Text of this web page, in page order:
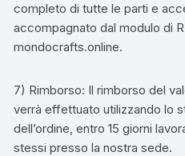
completo di tutte le parti e
accompagnato dal modulo di
mondocrafts.online.
7) Rimborso: Il rimborso del
verrà effettuato utilizzando lo
dell’ordine, entro 15 giorni
stessi presso la nostra sede.